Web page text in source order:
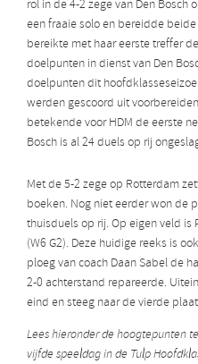
rol in de 4-2 zege van Den Bosch
een fraaie solo en bereidde
bereikte met haar eerste treffer
doelpunten in dienst van Den
doelpunten dit
werden gescoord uit
betekende voor HDM de eerste
Bosch is al 24 duels op rij
Met de 5-2 zege op Rotterdam
boeken. Nog niet eerder won de
thuisduels op rij. Op eigen veld is
(W6 G2). Deze huidige reeks is
ploeg van coach Daan Sabel de
2-0 achterstand repareerde.
eind en steeg naar de vierde
Lees hieronder de hoogtepunten
vijfde speeldag in de Tulp